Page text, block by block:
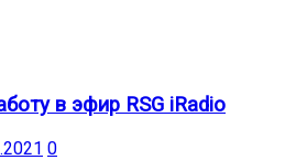
в эфир RSG iRadio
0